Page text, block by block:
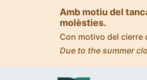
Amb motiu del
molèsties.
Con motivo del cierre
Due to the summer